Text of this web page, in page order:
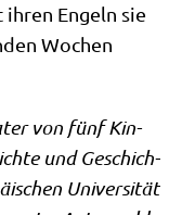
Engeln sie
Wochen
von fünf Kin­
und Geschich­
Uni­ver­si­tät